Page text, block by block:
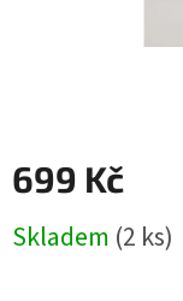
699 Kč
cena:
Skladem (2 ks)